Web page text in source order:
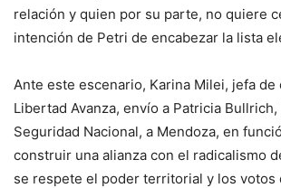
relación y quien por su parte, no quiere
intención de Petri de encabezar la lista
Ante este escenario, Karina Milei, jefa de
Libertad Avanza, envío a Patricia
Seguridad Nacional, a Mendoza, en
construir una alianza con el radicalismo
se respete el poder territorial y los votos